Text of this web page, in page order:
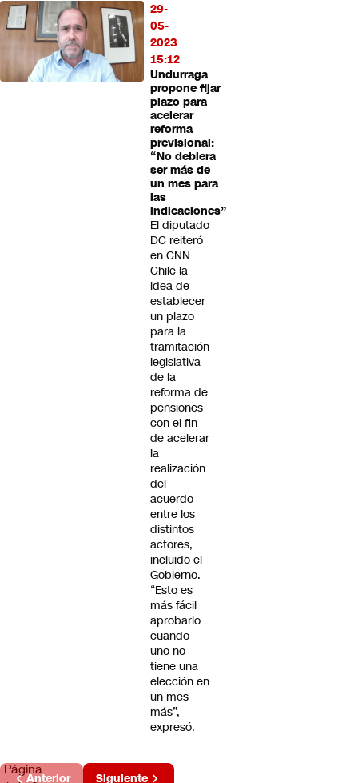
29-
05-
2023
15:12
Undurraga
propone fijar
plazo para
acelerar
reforma
previsional:
“No debiera
ser más de
un mes para
las
indicaciones”
El diputado
DC reiteró
en CNN
Chile la
idea de
establecer
un plazo
para la
tramitación
legislativa
de la
reforma de
pensiones
con el fin
de acelerar
la
realización
del
acuerdo
entre los
distintos
actores,
incluido el
Gobierno.
“Esto es
más fácil
aprobarlo
cuando
uno no
tiene una
elección en
un mes
más”,
expresó.
Página
Anterior Siguiente